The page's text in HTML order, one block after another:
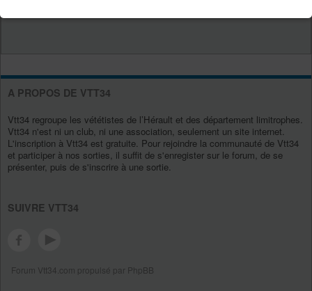
A PROPOS DE VTT34
Vtt34 regroupe les vététistes de l’Hérault et des département limitrophes.
Vtt34 n'est ni un club, ni une association, seulement un site internet.
L'inscription à Vtt34 est gratuite. Pour rejoindre la communauté de Vtt34
et participer à nos sorties, il suffit de s'enregister sur le forum, de se
présenter, puis de s'inscrire à une sortie.
SUIVRE VTT34
Forum Vtt34.com propulsé par PhpBB